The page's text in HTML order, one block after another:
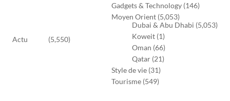
Actu (5,550)
Gadgets & Technology (146)
Moyen Orient (5,053)
Dubai & Abu Dhabi (5,053)
Koweit (1)
Oman (66)
Qatar (21)
Style de vie (31)
Tourisme (549)